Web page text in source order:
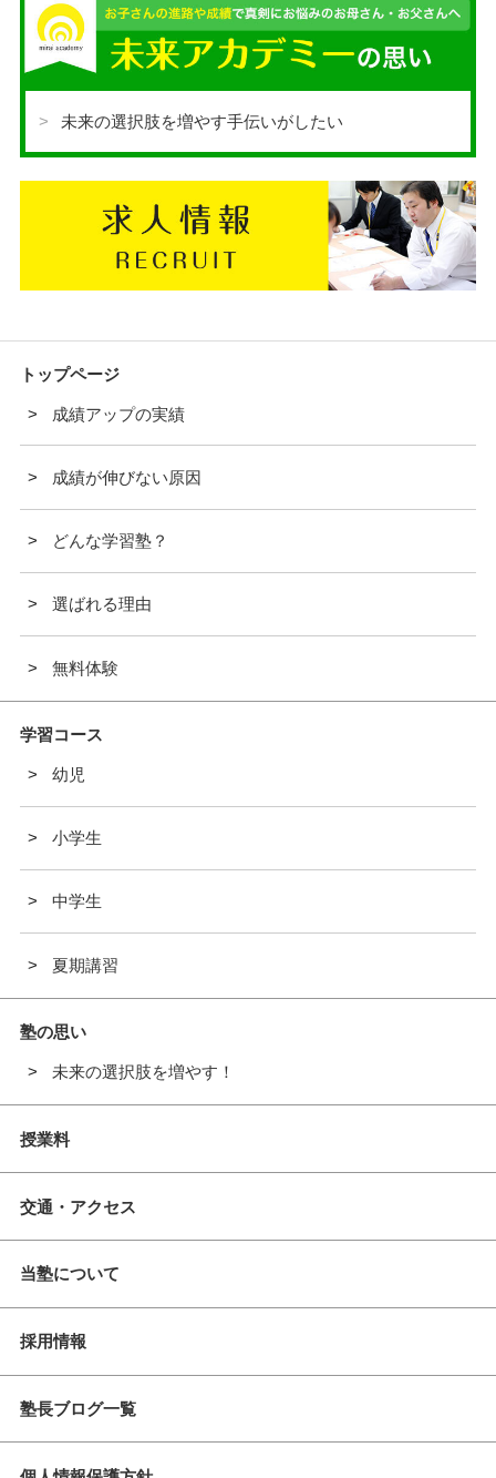
未来の選択肢を増やす手伝いがしたい
トップページ
成績アップの実績
成績が伸びない原因
どんな学習塾？
選ばれる理由
無料体験
学習コース
幼児
小学生
中学生
夏期講習
塾の思い
未来の選択肢を増やす！
授業料
交通・アクセス
当塾について
採用情報
塾長ブログ一覧